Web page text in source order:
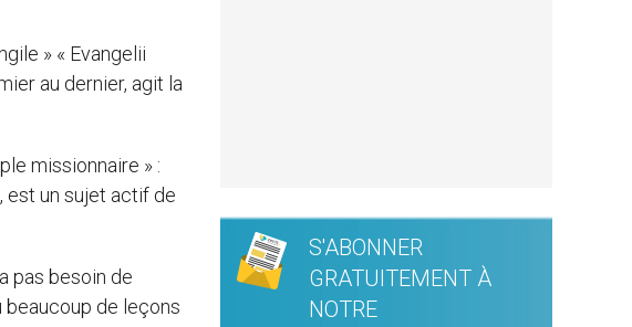
» « Evangelii
au dernier, agit la
missionnaire » :
est un sujet actif de
pas besoin de
beaucoup de leçons
S'ABONNER
GRATUITEMENT À
NOTRE